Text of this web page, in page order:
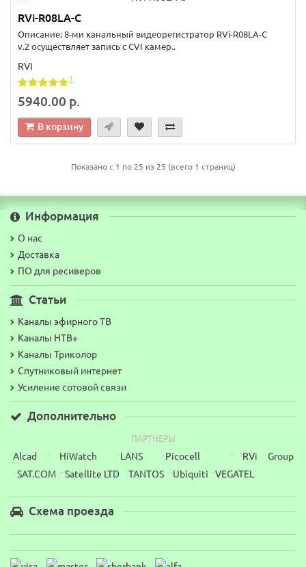
RVi-R08LA-C
Описание: 8-ми канальный видеорегистратор RVi-R08LA-C
v.2 осуществляет запись с CVI камер..
RVI
1
5940.00 р.
В корзину
Показано с 1 по 25 из 25 (всего 1 страниц)
Информация
О нас
Доставка
ПО для ресиверов
Статьи
Каналы эфирного ТВ
Каналы НТВ+
Каналы Триколор
Спутниковый интернет
Усиление сотовой связи
Дополнительно
ПАРТНЕРЫ
¨Alcad ¨ HiWatch ¨LANS ¨Picocell ¨ RVi Group
¨ SAT.COM ¨ Satellite LTD ¨TANTOS ¨Ubiquiti ¨VEGATEL
Схема проезда